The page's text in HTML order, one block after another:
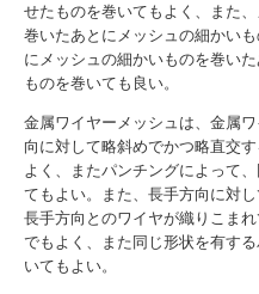
せたものを巻いてもよく、また
巻いたあとにメッシュの細かい
にメッシュの細かいものを巻い
ものを巻いても良い。
金属ワイヤーメッシュは、金属
向に対して略斜めでかつ略直交
よく、またパンチングによって
てもよい。また、長手方向に対
長手方向とのワイヤが織りこま
でもよく、また同じ形状を有す
いてもよい。